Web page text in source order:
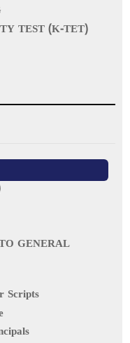
TEST (K-TET)
GENERAL
Scripts